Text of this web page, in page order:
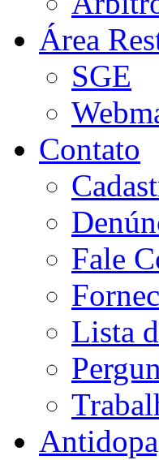
Área
SGE
Contato
Fale
Lista